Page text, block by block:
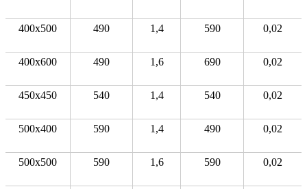
400x500 490 1,4 590 0,02
400x600 490 1,6 690 0,02
450x450 540 1,4 540 0,02
500x400 590 1,4 490 0,02
500x500 590 1,6 590 0,02